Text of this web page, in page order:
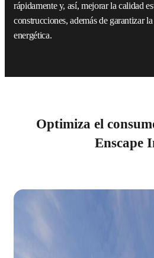
rápidamente y, así, mejorar la calidad
construcciones, además de garantizar
energética.
Optimiza el
Enscape